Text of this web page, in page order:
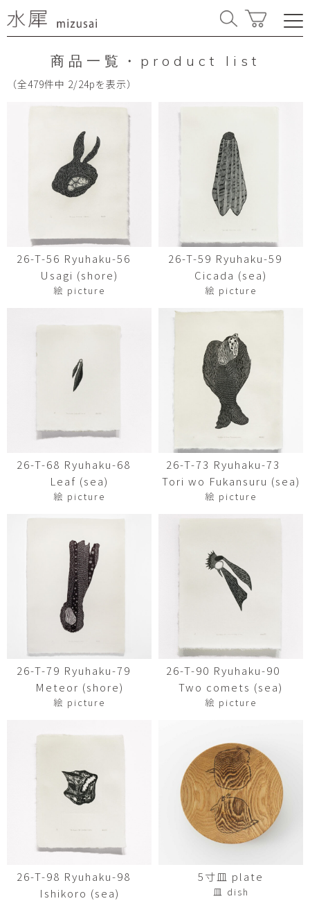
商品一覧・product list
（全479件中 2/24pを表示）
26-T-56 Ryuhaku-56
Usagi (shore)
絵 picture
26-T-59 Ryuhaku-59
Cicada (sea)
絵 picture
26-T-68 Ryuhaku-68
Leaf (sea)
絵 picture
26-T-73 Ryuhaku-73
Tori wo Fukansuru (sea)
絵 picture
26-T-79 Ryuhaku-79
Meteor (shore)
絵 picture
26-T-90 Ryuhaku-90
Two comets (sea)
絵 picture
26-T-98 Ryuhaku-98
Ishikoro (sea)
5寸皿 plate
皿 dish